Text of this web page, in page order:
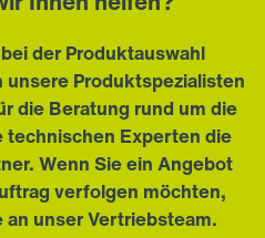
der Produktauswahl
Produktspezialisten
die Beratung rund um die
technischen Experten die
Wenn Sie ein Angebot
verfolgen möchten,
unser Vertriebsteam.